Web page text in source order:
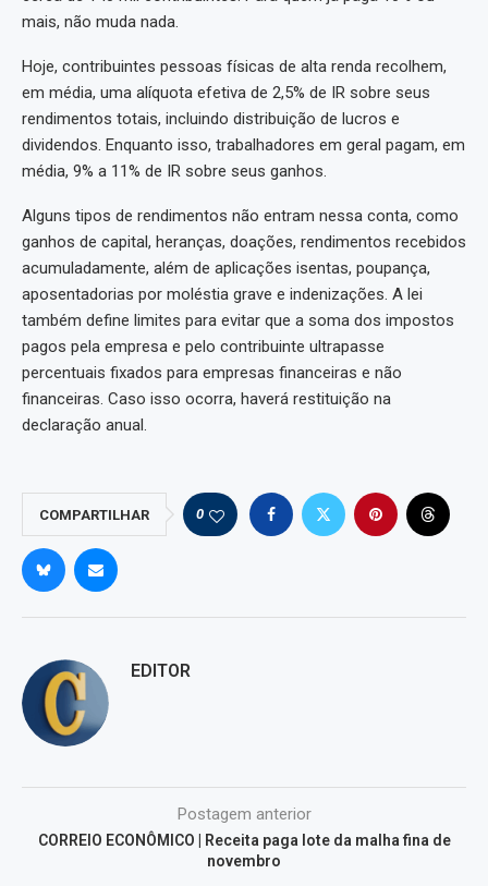
mais, não muda nada.
Hoje, contribuintes pessoas físicas de alta renda recolhem,
em média, uma alíquota efetiva de 2,5% de IR sobre seus
rendimentos totais, incluindo distribuição de lucros e
dividendos. Enquanto isso, trabalhadores em geral pagam, em
média, 9% a 11% de IR sobre seus ganhos.
Alguns tipos de rendimentos não entram nessa conta, como
ganhos de capital, heranças, doações, rendimentos recebidos
acumuladamente, além de aplicações isentas, poupança,
aposentadorias por moléstia grave e indenizações. A lei
também define limites para evitar que a soma dos impostos
pagos pela empresa e pelo contribuinte ultrapasse
percentuais fixados para empresas financeiras e não
financeiras. Caso isso ocorra, haverá restituição na
declaração anual.
COMPARTILHAR 0
EDITOR
Postagem anterior
CORREIO ECONÔMICO | Receita paga lote da malha fina de
novembro